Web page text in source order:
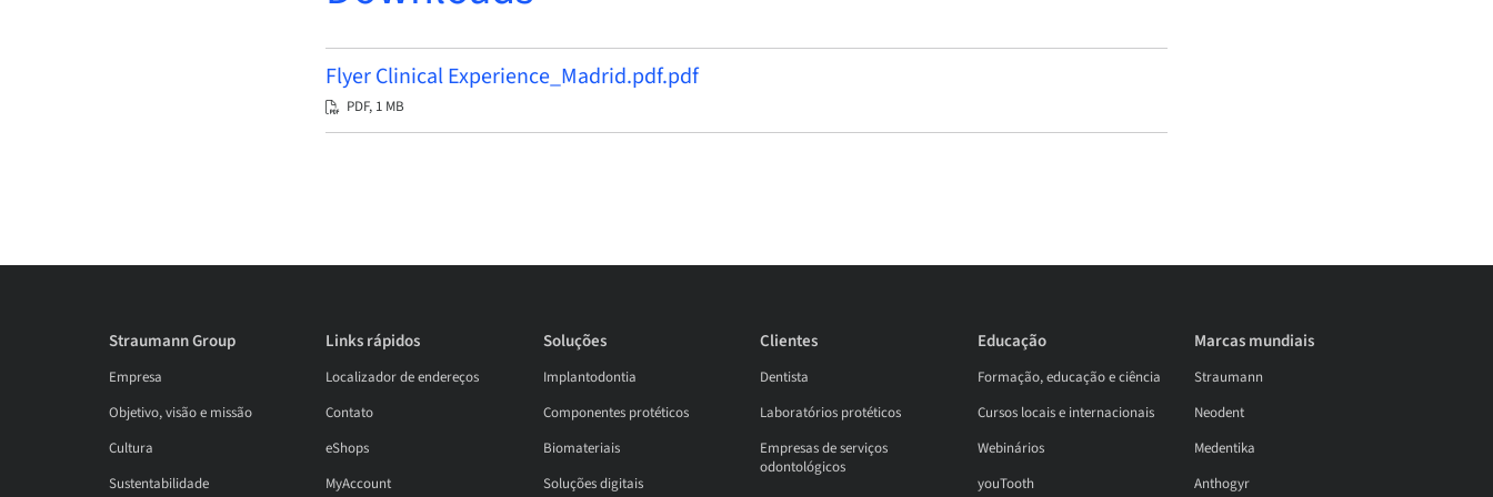
Flyer Clinical Experience_Madrid.pdf.pdf
PDF, 1 MB
Straumann Group
Empresa
Objetivo, visão e missão
Cultura
Sustentabilidade
Links rápidos
Localizador de endereços
Contato
eShops
MyAccount
Soluções
Implantodontia
Componentes protéticos
Biomateriais
Soluções digitais
Clientes
Dentista
Laboratórios protéticos
Empresas de serviços
odontológicos
Educação
Formação, educação e ciência
Cursos locais e internacionais
Webinários
youTooth
Marcas mundiais
Straumann
Neodent
Medentika
Anthogyr